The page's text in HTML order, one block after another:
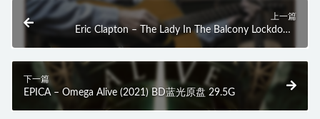
上一篇
Eric Clapton – The Lady In The Balcony Lockdown
Sessions (2021) 4K蓝光原盘 59.7G
下一篇
EPICA – Omega Alive (2021) BD蓝光原盘 29.5G